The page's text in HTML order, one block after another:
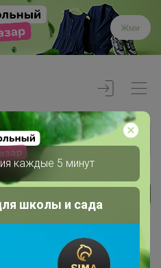
Жми
каждые 5 минут
школы и сада